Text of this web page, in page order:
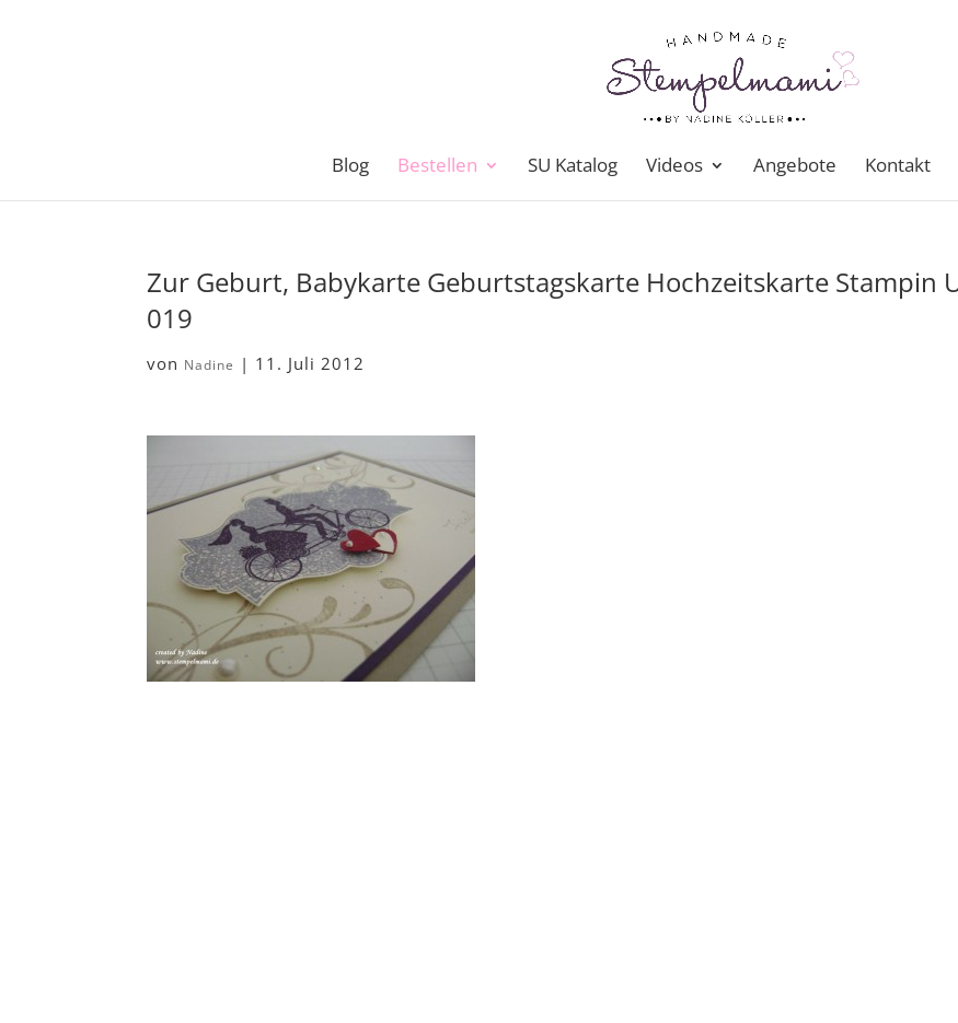
Blog Bestellen SU Katalog Videos Angebote Kontakt
Zur Geburt, Babykarte Geburtstagskarte Hochzeitskarte Stampin
019
von Nadine | 11. Juli 2012